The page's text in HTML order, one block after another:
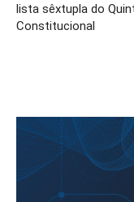
lista sêxtupla do
Constitucional